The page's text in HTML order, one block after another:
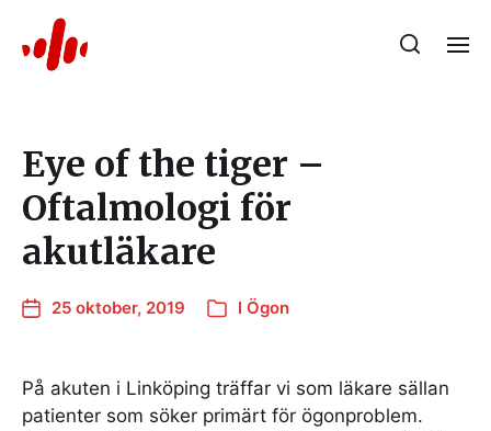
Eye of the tiger –
Oftalmologi för
akutläkare
25 oktober, 2019 I Ögon
På akuten i Linköping träffar vi som läkare sällan
patienter som söker primärt för ögonproblem.